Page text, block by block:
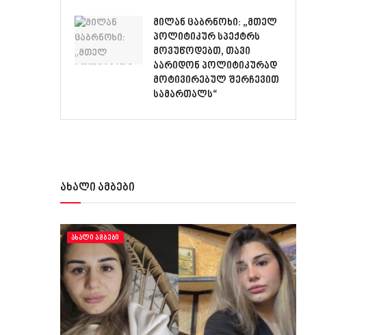
მილან ცაბრნოხი: „მთელ
პოლიტიკურ სპექტრს
მოვუწოდებთ, თავი
აარიდონ პოლიტიკურად
მოტივირებულ შერჩევით
სამართალს“
ახალი ამბები
ᲐᲮᲐᲚᲘ ᲐᲛᲑᲔᲑᲘ